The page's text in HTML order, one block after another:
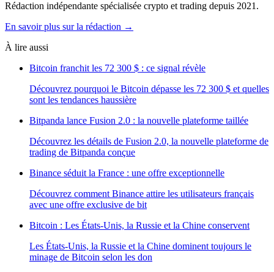
Rédaction indépendante spécialisée crypto et trading depuis 2021.
En savoir plus sur la rédaction →
À lire aussi
Bitcoin franchit les 72 300 $ : ce signal révèle
Découvrez pourquoi le Bitcoin dépasse les 72 300 $ et quelles
sont les tendances haussière
Bitpanda lance Fusion 2.0 : la nouvelle plateforme taillée
Découvrez les détails de Fusion 2.0, la nouvelle plateforme de
trading de Bitpanda conçue
Binance séduit la France : une offre exceptionnelle
Découvrez comment Binance attire les utilisateurs français
avec une offre exclusive de bit
Bitcoin : Les États-Unis, la Russie et la Chine conservent
Les États-Unis, la Russie et la Chine dominent toujours le
minage de Bitcoin selon les don